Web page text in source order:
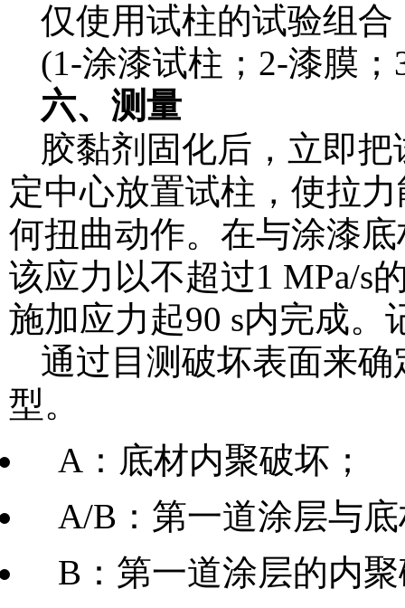
仅使用试柱的试验组合
(1-涂漆试柱；2-漆膜
六、测量
胶黏剂固化后，立即
定中心放置试柱，使拉
何扭曲动作。在与涂漆
该应力以不超过1 MPa/s
施加应力起90 s内完成
通过目测破坏表面来
型。
A：底材内聚破坏；
A/B：第一道涂层与
B：第一道涂层的内